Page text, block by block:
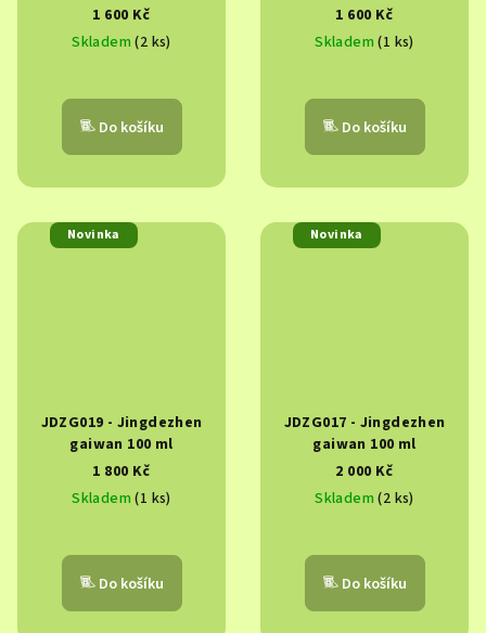
1 600 Kč
Skladem(2 ks)
Do košíku
1 600 Kč
Skladem(1 ks)
Do košíku
Novinka
JDZG019 - Jingdezhen
gaiwan 100 ml
1 800 Kč
Skladem(1 ks)
Do košíku
Novinka
JDZG017 - Jingdezhen
gaiwan 100 ml
2 000 Kč
Skladem(2 ks)
Do košíku